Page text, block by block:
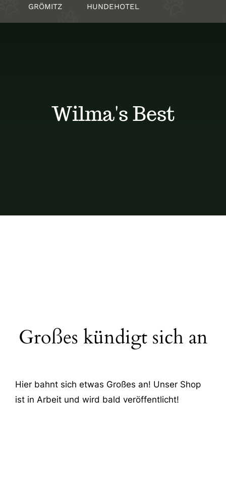
GRÖMITZ
HUNDEHOTEL
Wilma's Best
Großes kündigt sich an
Hier bahnt sich etwas Großes an! Unser Shop
ist in Arbeit und wird bald veröffentlicht!